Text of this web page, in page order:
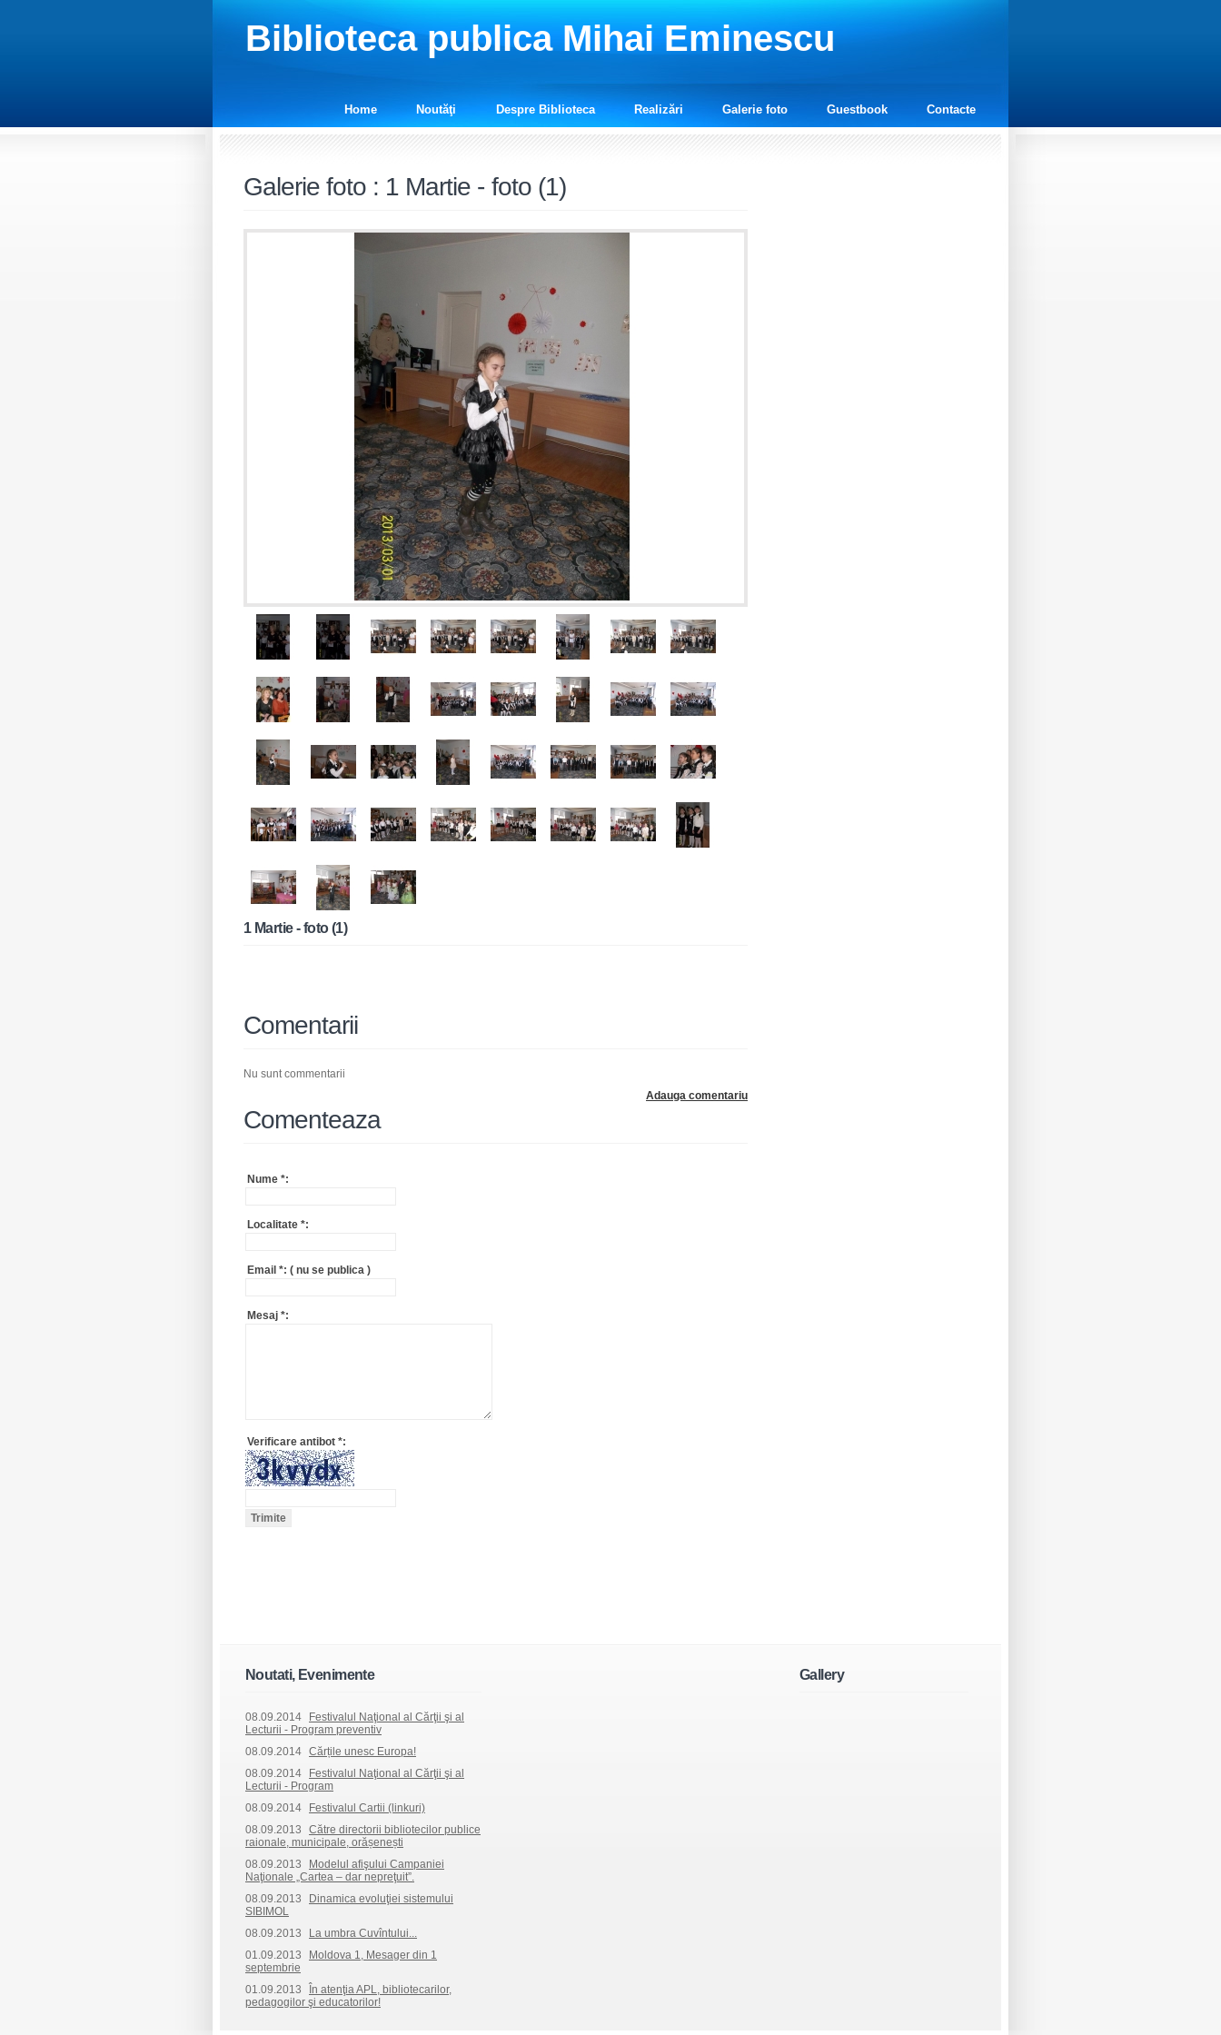
Biblioteca publica Mihai Eminescu
Home Noutăţi Despre Biblioteca Realizări Galerie foto Guestbook Contacte
Galerie foto : 1 Martie - foto (1)
1 Martie - foto (1)
Comentarii
Nu sunt commentarii
Adauga comentariu
Comenteaza
Nume *:
Localitate *:
Email *: ( nu se publica )
Mesaj *:
Verificare antibot *:
Noutati, Evenimente
08.09.2014
Festivalul Naţional al Cărţii şi al
Lecturii - Program preventiv
08.09.2014 Cărțile unesc Europa!
08.09.2014
Festivalul Naţional al Cărţii şi al
Lecturii - Program
08.09.2014
Festivalul Cartii (linkuri)
08.09.2013
Către directorii bibliotecilor publice
raionale, municipale, orășenești
08.09.2013
Modelul afişului Campaniei
Naţionale „Cartea – dar nepreţuit”.
08.09.2013
Dinamica evoluţiei sistemului
SIBIMOL
08.09.2013
La umbra Cuvîntului...
01.09.2013
Moldova 1, Mesager din 1
septembrie
01.09.2013
În atenţia APL, bibliotecarilor,
pedagogilor şi educatorilor!
Gallery